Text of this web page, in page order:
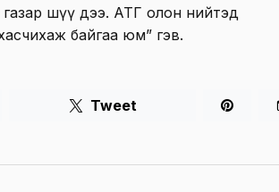
шүү дээ. АТГ олон нийтэд
байгаа юм” гэв.
Tweet